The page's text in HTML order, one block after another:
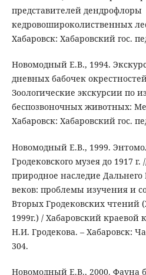
представителей дендрофлоры
кедровошироколиственных
Хабаровск: Хабаровский гос.
Новомодный Е.В., 1994.
дневных бабочек
Зоологические экскурсии по
беспозвоночных животных:
Хабаровск: Хабаровский гос.
Новомодный Е.В., 1999.
Гродековского музея до 1917
природное наследие Дальнего
веков: проблемы изучения и
Вторых Гродековских чтений
1999г.) / Хабаровский
Н.И. Гродекова. – Хабаровск:
304.
Новомодный Е.В., 2000. Фауна